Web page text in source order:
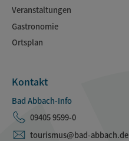
Veranstaltungen
Gastronomie
Ortsplan
Kontakt
Bad Abbach-Info
09405 9599-0
tourismus@bad-abbach.de